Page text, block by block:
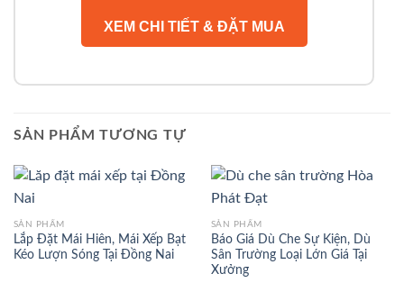
XEM CHI TIẾT & ĐẶT MUA
SẢN PHẨM TƯƠNG TỰ
SẢN PHẨM
Lắp Đặt Mái Hiên, Mái Xếp Bạt
Kéo Lượn Sóng Tại Đồng Nai
SẢN PHẨM
Báo Giá Dù Che Sự Kiện, Dù
Sân Trường Loại Lớn Giá Tại
Xưởng